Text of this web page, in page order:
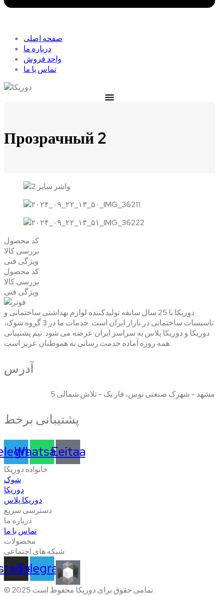
صفحه اصلی
درباره ما
واحد فروش
تماس با ما
Прозрачный 2
کد محصول
بررسی کالا
ویژگی فنی
کد محصول
بررسی کالا
ویژگی فنی
دوریکا با 25 سال سابقه تولیدکننده لوازم بهداشتی ساختمانی و
تاسیسات ساختمانی در بازار ایران است. خدمات ما در 3 گروه شوک،
دوریکا و دوریکا پلاس به سراسر ایران عرضه می شود. تیم پشتیبانی
همه روزه آماده خدمت رسانی به هموطنان عزیز است.
آدرس
مشهد - شهرک صنعتی توس، فاز یک - تلاش شمالی 5
پشتیبانی برخط
Whatsapp
Eeitaa
خانواده دوریکا
شوک
دوریکا
دوریکا پلاس
دسترسی سریع
درباره ما
تماس با ما
محصولات
شبکه های اجتماعی
Telegram
© 2025 تمامی حقوق برای دوریکا محفوظ است.